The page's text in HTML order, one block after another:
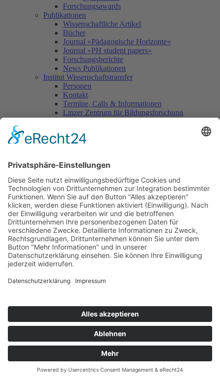
Forschungsawards
Publikationen
Wissenschaftliche Artikel
Bücher
Journal »Pädagogische Horizonte«
Journal »PH student papers«
Forschungsberichte
News Publikationen
Institut Wissenschaftstransfer
Personen
Kontakt
Termine, Calls & Informationen
Linzer Zentrum für Bildungsforschung
Internationaler Wissenschaftlicher Beirat
Lageplan & Anfahrt
Campus- & Raumplan
Portierdienst
Campus7
Studienbetrieb
Studientermine
Studien- & Prüfungsabteilung
Studienbeihilfe
Leistungsstipendium
Anerkennung/Validierung
Studienberechtigungsprüfung
Beratungsangebote für Studierende
Hochschulseelsorge
Studierendenvertretung
Mitteilungsblatt
Medien
Bibliothek
Mediensuche